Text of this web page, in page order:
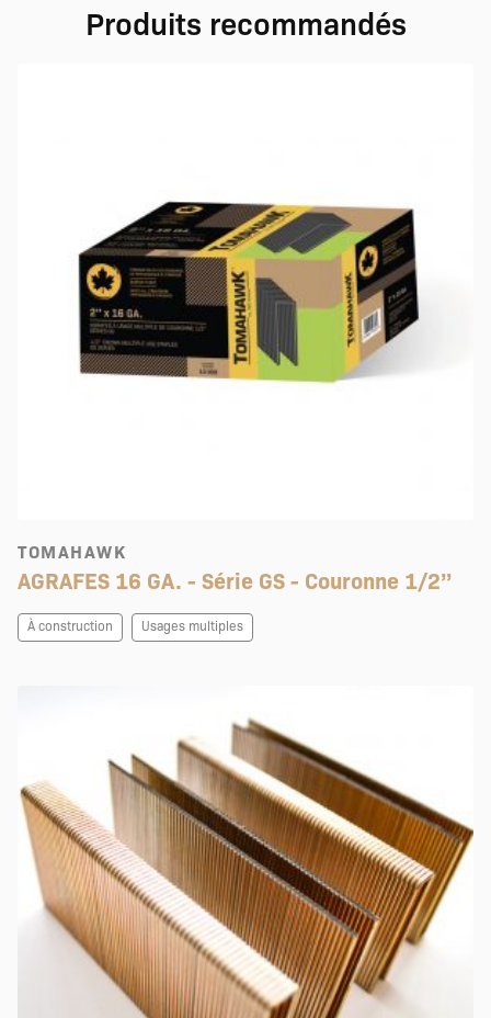
Produits recommandés
TOMAHAWK
AGRAFES 16 GA. - Série GS - Couronne 1/2’’
À construction Usages multiples